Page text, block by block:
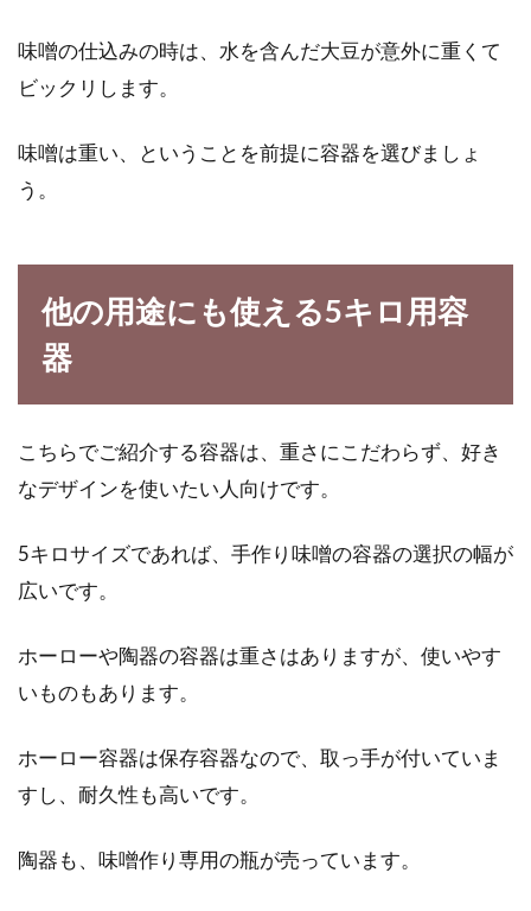
味噌の仕込みの時は、水を含んだ大豆が意外に重くて
ビックリします。
味噌は重い、ということを前提に容器を選びましょ
う。
他の用途にも使える5キロ用容
器
こちらでご紹介する容器は、重さにこだわらず、好き
なデザインを使いたい人向けです。
5キロサイズであれば、手作り味噌の容器の選択の幅が
広いです。
ホーローや陶器の容器は重さはありますが、使いやす
いものもあります。
ホーロー容器は保存容器なので、取っ手が付いていま
すし、耐久性も高いです。
陶器も、味噌作り専用の瓶が売っています。